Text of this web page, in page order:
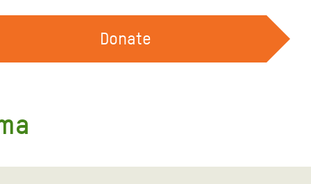
HAZ VOLUNTARIADO
Donate